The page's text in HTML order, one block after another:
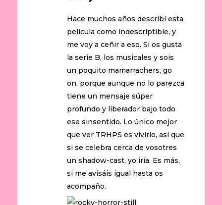
Hace muchos años describí esta
película como indescriptible, y
me voy a ceñir a eso. Si os gusta
la serie B, los musicales y sois
un poquito mamarrachers, go
on, porque aunque no lo parezca
tiene un mensaje súper
profundo y liberador bajo todo
ese sinsentido. Lo único mejor
que ver TRHPS es vivirlo, así que
si se celebra cerca de vosotres
un shadow-cast, yo iría. Es más,
si me avisáis igual hasta os
acompaño.